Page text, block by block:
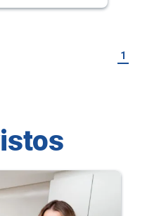
1